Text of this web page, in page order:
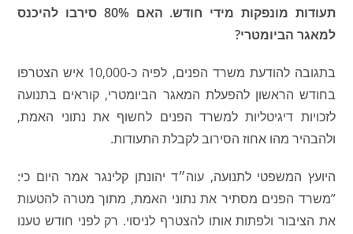
תעודות מונפקות מידי חודש. האם 80% סירבו להיכנס
למאגר הביומטרי?
בתגובה להודעת משרד הפנים, לפיה כ-10,000 איש הצטרפו
בחודש הראשון להפעלת המאגר הביומטרי, קוראים בתנועה
לזכויות דיגיטליות למשרד הפנים לחשוף את נתוני האמת,
ולהבהיר מהו אחוז הסירוב לקבלת התעודות.
היועץ המשפטי לתנועה, עוה״ד יהונתן קלינגר אמר היום כי:
”משרד הפנים מסתיר את נתוני האמת, מתוך מטרה להטעות
את הציבור ולפתות אותו להצטרף לניסוי. רק לפני חודש טענו